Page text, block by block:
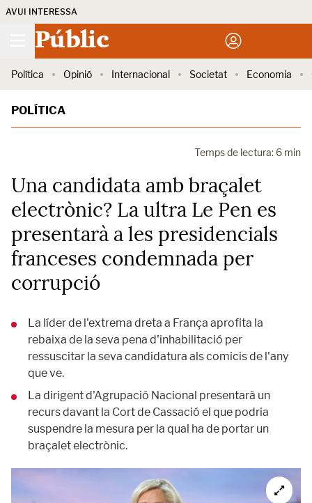
AVUI INTERESSA
Públic
Política Opinió Internacional Societat Economia
POLÍTICA
Temps de lectura: 6 min
Una candidata amb braçalet
electrònic? La ultra Le Pen es
presentarà a les presidencials
franceses condemnada per
corrupció
La líder de l'extrema dreta a França aprofita la
rebaixa de la seva pena d'inhabilitació per
ressuscitar la seva candidatura als comicis de l'any
que ve.
La dirigent d'Agrupació Nacional presentarà un
recurs davant la Cort de Cassació el que podria
suspendre la mesura per la qual ha de portar un
braçalet electrònic.